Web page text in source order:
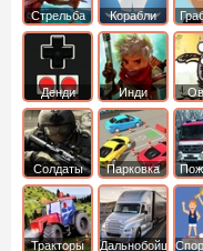
Cтрельба
из лука
Корабли
Денди Инди
Солдаты
Парковка
машин
Тракторы Дальнобойщики